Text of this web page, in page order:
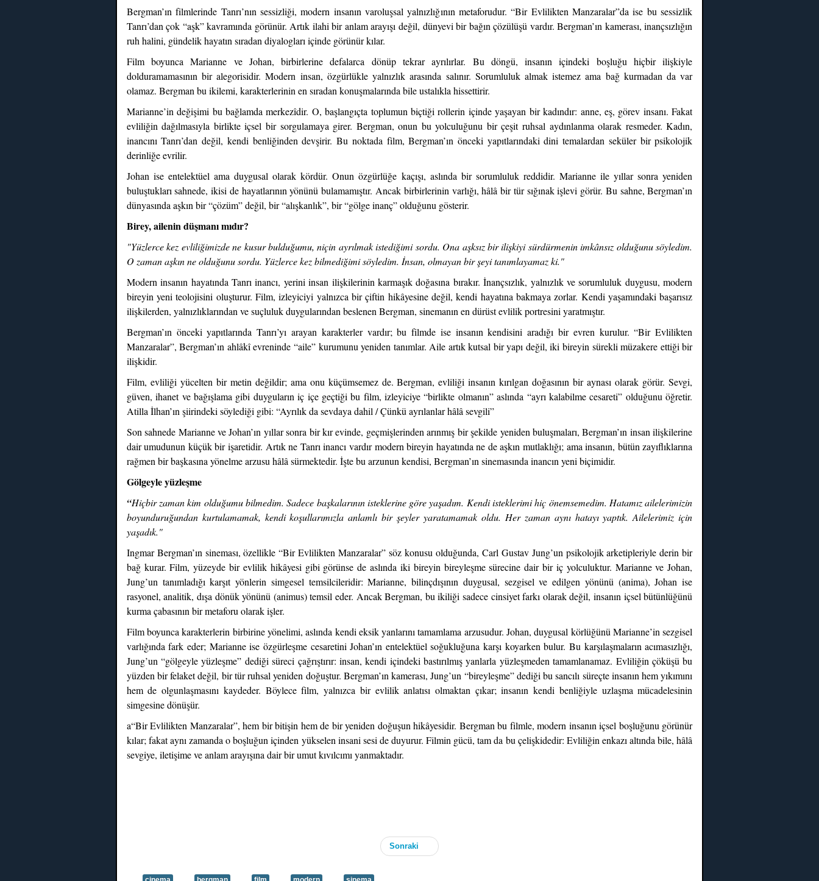
Bergman’ın filmlerinde Tanrı’nın sessizliği, modern insanın varoluşsal yalnızlığının metaforudur. “Bir Evlilikten Manzaralar”da ise bu sessizlik
Tanrı’dan çok “aşk” kavramında görünür. Artık ilahi bir anlam arayışı değil, dünyevi bir bağın çözülüşü vardır. Bergman’ın kamerası, inançsızlığın
ruh halini, gündelik hayatın sıradan diyalogları içinde görünür kılar.
Film boyunca Marianne ve Johan, birbirlerine defalarca dönüp tekrar ayrılırlar. Bu döngü, insanın içindeki boşluğu hiçbir ilişkiyle
dolduramamasının bir alegorisidir. Modern insan, özgürlükle yalnızlık arasında salınır. Sorumluluk almak istemez ama bağ kurmadan da var
olamaz. Bergman bu ikilemi, karakterlerinin en sıradan konuşmalarında bile ustalıkla hissettirir.
Marianne’in değişimi bu bağlamda merkezîdir. O, başlangıçta toplumun biçtiği rollerin içinde yaşayan bir kadındır: anne, eş, görev insanı. Fakat
evliliğin dağılmasıyla birlikte içsel bir sorgulamaya girer. Bergman, onun bu yolculuğunu bir çeşit ruhsal aydınlanma olarak resmeder. Kadın,
inancını Tanrı’dan değil, kendi benliğinden devşirir. Bu noktada film, Bergman’ın önceki yapıtlarındaki dini temalardan seküler bir psikolojik
derinliğe evrilir.
Johan ise entelektüel ama duygusal olarak kördür. Onun özgürlüğe kaçışı, aslında bir sorumluluk reddidir. Marianne ile yıllar sonra yeniden
buluştukları sahnede, ikisi de hayatlarının yönünü bulamamıştır. Ancak birbirlerinin varlığı, hâlâ bir tür sığınak işlevi görür. Bu sahne, Bergman’ın
dünyasında aşkın bir “çözüm” değil, bir “alışkanlık”, bir “gölge inanç” olduğunu gösterir.
Birey, ailenin düşmanı mıdır?
"Yüzlerce kez evliliğimizde ne kusur bulduğumu, niçin ayrılmak istediğimi sordu. Ona aşksız bir ilişkiyi sürdürmenin imkânsız olduğunu söyledim.
O zaman aşkın ne olduğunu sordu. Yüzlerce kez bilmediğimi söyledim. İnsan, olmayan bir şeyi tanımlayamaz ki."
Modern insanın hayatında Tanrı inancı, yerini insan ilişkilerinin karmaşık doğasına bırakır. İnançsızlık, yalnızlık ve sorumluluk duygusu, modern
bireyin yeni teolojisini oluşturur. Film, izleyiciyi yalnızca bir çiftin hikâyesine değil, kendi hayatına bakmaya zorlar. Kendi yaşamındaki başarısız
ilişkilerden, yalnızlıklarından ve suçluluk duygularından beslenen Bergman, sinemanın en dürüst evlilik portresini yaratmıştır.
Bergman’ın önceki yapıtlarında Tanrı’yı arayan karakterler vardır; bu filmde ise insanın kendisini aradığı bir evren kurulur. “Bir Evlilikten
Manzaralar”, Bergman’ın ahlâkî evreninde “aile” kurumunu yeniden tanımlar. Aile artık kutsal bir yapı değil, iki bireyin sürekli müzakere ettiği bir
ilişkidir.
Film, evliliği yücelten bir metin değildir; ama onu küçümsemez de. Bergman, evliliği insanın kırılgan doğasının bir aynası olarak görür. Sevgi,
güven, ihanet ve bağışlama gibi duyguların iç içe geçtiği bu film, izleyiciye “birlikte olmanın” aslında “ayrı kalabilme cesareti” olduğunu öğretir.
Atilla İlhan’ın şiirindeki söylediği gibi: “Ayrılık da sevdaya dahil / Çünkü ayrılanlar hâlâ sevgili”
Son sahnede Marianne ve Johan’ın yıllar sonra bir kır evinde, geçmişlerinden arınmış bir şekilde yeniden buluşmaları, Bergman’ın insan ilişkilerine
dair umudunun küçük bir işaretidir. Artık ne Tanrı inancı vardır modern bireyin hayatında ne de aşkın mutlaklığı; ama insanın, bütün zayıflıklarına
rağmen bir başkasına yönelme arzusu hâlâ sürmektedir. İşte bu arzunun kendisi, Bergman’ın sinemasında inancın yeni biçimidir.
Gölgeyle yüzleşme
“Hiçbir zaman kim olduğumu bilmedim. Sadece başkalarının isteklerine göre yaşadım. Kendi isteklerimi hiç önemsemedim. Hatamız ailelerimizin
boyunduruğundan kurtulamamak, kendi koşullarımızla anlamlı bir şeyler yaratamamak oldu. Her zaman aynı hatayı yaptık. Ailelerimiz için
yaşadık."
Ingmar Bergman’ın sineması, özellikle “Bir Evlilikten Manzaralar” söz konusu olduğunda, Carl Gustav Jung’un psikolojik arketipleriyle derin bir
bağ kurar. Film, yüzeyde bir evlilik hikâyesi gibi görünse de aslında iki bireyin bireyleşme sürecine dair bir iç yolculuktur. Marianne ve Johan,
Jung’un tanımladığı karşıt yönlerin simgesel temsilcileridir: Marianne, bilinçdışının duygusal, sezgisel ve edilgen yönünü (anima), Johan ise
rasyonel, analitik, dışa dönük yönünü (animus) temsil eder. Ancak Bergman, bu ikiliği sadece cinsiyet farkı olarak değil, insanın içsel bütünlüğünü
kurma çabasının bir metaforu olarak işler.
Film boyunca karakterlerin birbirine yönelimi, aslında kendi eksik yanlarını tamamlama arzusudur. Johan, duygusal körlüğünü Marianne’in sezgisel
varlığında fark eder; Marianne ise özgürleşme cesaretini Johan’ın entelektüel soğukluğuna karşı koyarken bulur. Bu karşılaşmaların acımasızlığı,
Jung’un “gölgeyle yüzleşme” dediği süreci çağrıştırır: insan, kendi içindeki bastırılmış yanlarla yüzleşmeden tamamlanamaz. Evliliğin çöküşü bu
yüzden bir felaket değil, bir tür ruhsal yeniden doğuştur. Bergman’ın kamerası, Jung’un “bireyleşme” dediği bu sancılı süreçte insanın hem yıkımını
hem de olgunlaşmasını kaydeder. Böylece film, yalnızca bir evlilik anlatısı olmaktan çıkar; insanın kendi benliğiyle uzlaşma mücadelesinin
simgesine dönüşür.
a“Bir Evlilikten Manzaralar”, hem bir bitişin hem de bir yeniden doğuşun hikâyesidir. Bergman bu filmle, modern insanın içsel boşluğunu görünür
kılar; fakat aynı zamanda o boşluğun içinden yükselen insani sesi de duyurur. Filmin gücü, tam da bu çelişkidedir: Evliliğin enkazı altında bile, hâlâ
sevgiye, iletişime ve anlam arayışına dair bir umut kıvılcımı yanmaktadır.
Sonraki